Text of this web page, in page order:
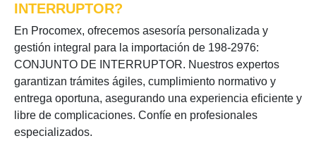
INTERRUPTOR?
En Procomex, ofrecemos asesoría personalizada y
gestión integral para la importación de 198-2976:
CONJUNTO DE INTERRUPTOR. Nuestros expertos
garantizan trámites ágiles, cumplimiento normativo y
entrega oportuna, asegurando una experiencia eficiente y
libre de complicaciones. Confíe en profesionales
especializados.